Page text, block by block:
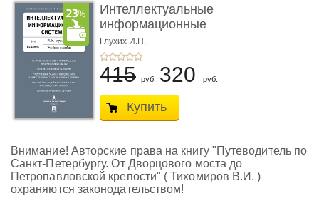
Интеллектуальные
информационные
системы. 2-е и ...
Глухих И.Н.
415 руб. 320 руб.
Купить
Внимание! Авторские права на книгу "Путеводитель по
Санкт-Петербургу. От Дворцового моста до
Петропавловской крепости" ( Тихомиров В.И. )
охраняются законодательством!